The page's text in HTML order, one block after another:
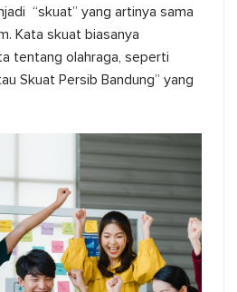
“skuat” yang artinya sama
Kata skuat biasanya
tentang olahraga, seperti
Skuat Persib Bandung” yang